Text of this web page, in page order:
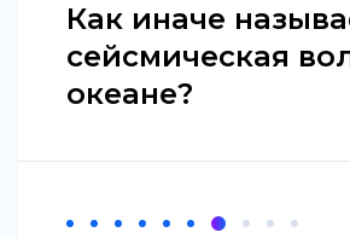
Как иначе
сейсмическая
океане?